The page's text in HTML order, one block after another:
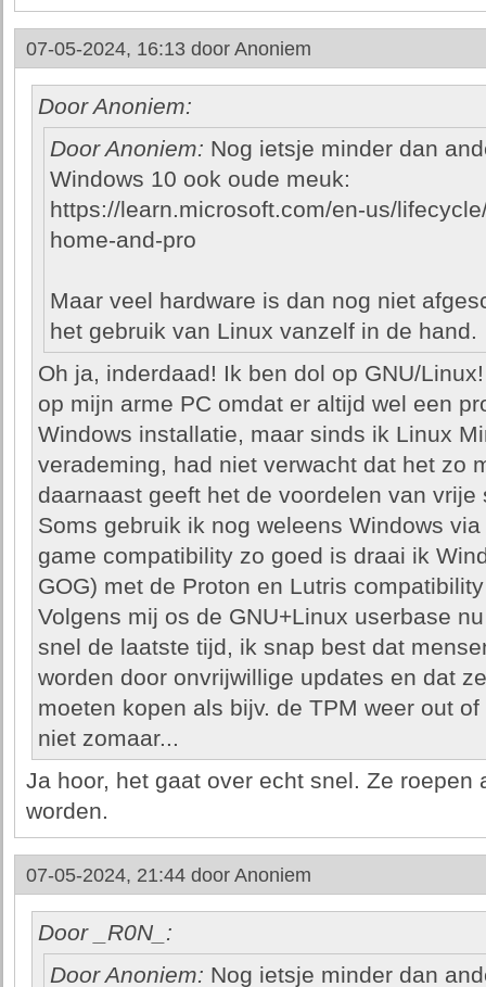
07-05-2024, 16:13 door Anoniem
Door Anoniem:
Door Anoniem: Nog ietsje minder dan
Windows 10 ook oude meuk:
https://learn.microsoft.com/en-us/
home-and-pro
Maar veel hardware is dan nog niet
het gebruik van Linux vanzelf in de hand.
Oh ja, inderdaad! Ik ben dol op GNU/
op mijn arme PC omdat er altijd wel een
Windows installatie, maar sinds ik Linux
verademing, had niet verwacht dat het zo
daarnaast geeft het de voordelen van vrije
Soms gebruik ik nog weleens Windows
game compatibility zo goed is draai ik
GOG) met de Proton en Lutris
Volgens mij os de GNU+Linux userbase
snel de laatste tijd, ik snap best dat
worden door onvrijwillige updates en dat
moeten kopen als bijv. de TPM weer out
niet zomaar...
Ja hoor, het gaat over echt snel. Ze roepen
worden.
07-05-2024, 21:44 door Anoniem
Door _R0N_:
Door Anoniem: Nog ietsje minder dan